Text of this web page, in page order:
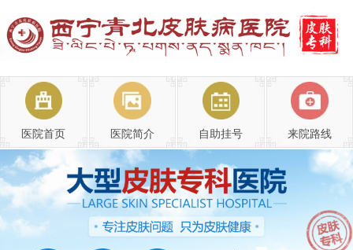
医院首页 医院简介 自助挂号 来院路线